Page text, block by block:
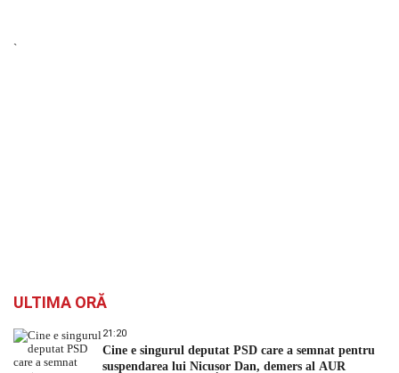
`
ULTIMA ORĂ
21:20
Cine e singurul deputat PSD care a semnat pentru
suspendarea lui Nicușor Dan, demers al AUR